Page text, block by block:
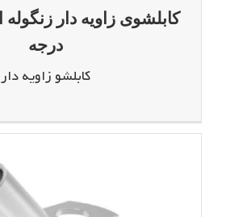
درجه
کابلشو زاویه دار